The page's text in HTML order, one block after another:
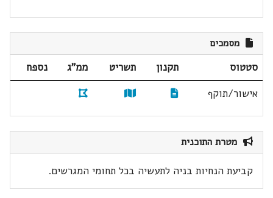
מסמכים
סטטוס תקנון תשריט ממ"ג
נספח
אישור/תוקף
מטרת התוכנית
קביעת הנחיות בניה לתעשיה בכל תחומי המגרשים.